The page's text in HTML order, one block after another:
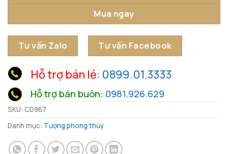
Mua ngay
Tư vấn Zalo Tư vấn Facebook
Hỗ trợ bán lẻ: 0899.01.3333
Hỗ trợ bán buôn: 0981.926.629
SKU: CD967
Danh mục: Tượng phong thủy